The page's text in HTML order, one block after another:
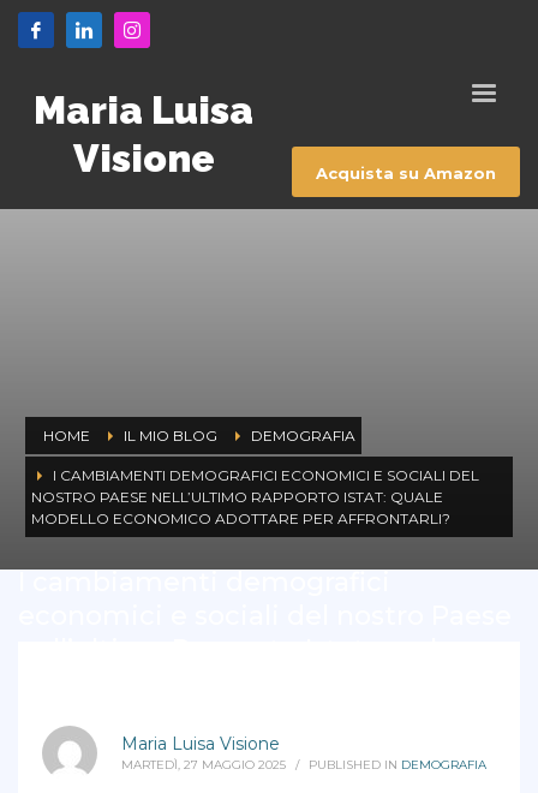
Maria Luisa
Visione
Acquista su Amazon
HOME IL MIO BLOG DEMOGRAFIA
I CAMBIAMENTI DEMOGRAFICI ECONOMICI E SOCIALI DEL
NOSTRO PAESE NELL’ULTIMO RAPPORTO ISTAT: QUALE
MODELLO ECONOMICO ADOTTARE PER AFFRONTARLI?
Maria Luisa Visione
MARTEDÌ, 27 MAGGIO 2025 / PUBLISHED IN DEMOGRAFIA